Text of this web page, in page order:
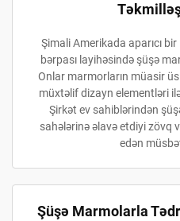
Şimali Amerikada aparıcı
bərpası layihəsində şüşə
Onlar marmorların müasir
müxtəlif dizayn elementləri
Şirkət ev sahiblərindən
sahələrinə əlavə etdiyi zövq
edən
Şüşə Marmolarla